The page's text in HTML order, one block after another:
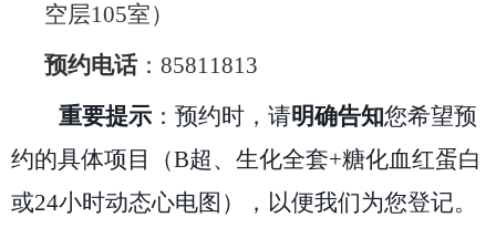
空层105室）
预约电话： 85811813
重要提示 ：预约时，请明确告知您希望预
约的具体项目（B超、生化全套+糖化血红蛋白
或24小时动态心电图），以便我们为您登记。